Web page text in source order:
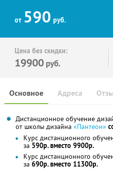
от 590 руб.
Цена без скидки:
19900 руб.
Основное Адреса
Дистанционное обучение
от школы дизайна «Пантеон»
Курс дистанционного
за 590р. вместо 9900р.
Курс дистанционного
за 690р. вместо 11300р.